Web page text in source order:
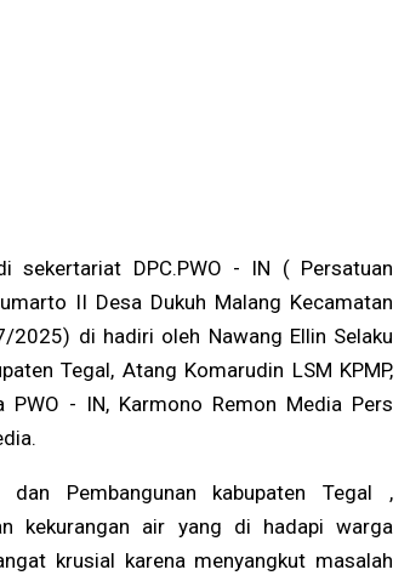
DPC.PWO - IN ( Persatuan
II Desa Dukuh Malang Kecamatan
2025) di hadiri oleh Nawang Ellin Selaku
Tegal, Atang Komarudin LSM KPMP,
- IN, Karmono Remon Media Pers
Pembangunan kabupaten Tegal ,
kekurangan air yang di hadapi warga
krusial karena menyangkut masalah